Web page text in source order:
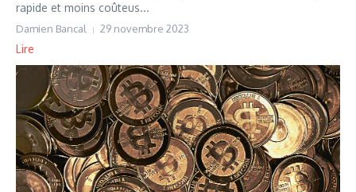
rapide et moins coûteus...
Damien Bancal 29 novembre 2023
Lire